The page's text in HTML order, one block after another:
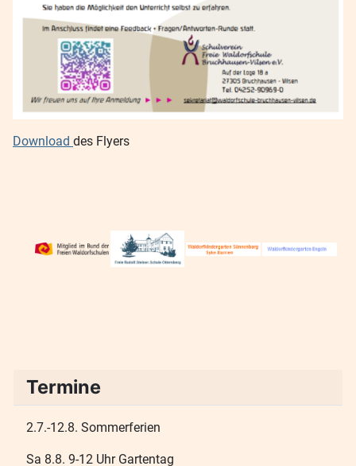
Download des Flyers
Termine
2.7.-12.8. Sommerferien
Sa 8.8. 9-12 Uhr Gartentag